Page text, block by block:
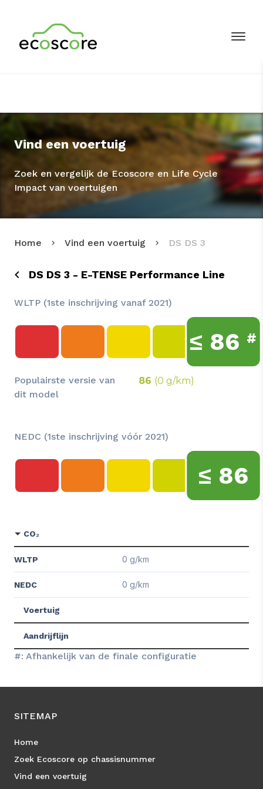
Vind een voertuig
Zoek en vergelijk de Ecoscore en Life Cycle
Impact van voertuigen
Home Vind een voertuig DS DS 3
DS DS 3 - E-TENSE Performance Line
WLTP (1ste inschrijving vanaf 2021)
≤ 86 #
Populairste versie van
dit model
86 (0 g/km)
NEDC (1ste inschrijving vóór 2021)
≤ 86
CO₂
WLTP 0 g/km
NEDC 0 g/km
Voertuig
Aandrijflijn
#: Afhankelijk van de finale configuratie
SITEMAP
Home
Zoek Ecoscore op chassisnummer
Vind een voertuig